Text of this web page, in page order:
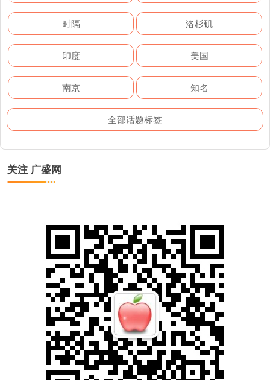
时隔 洛杉矶
印度 美国
南京 知名
全部话题标签
关注 广盛网